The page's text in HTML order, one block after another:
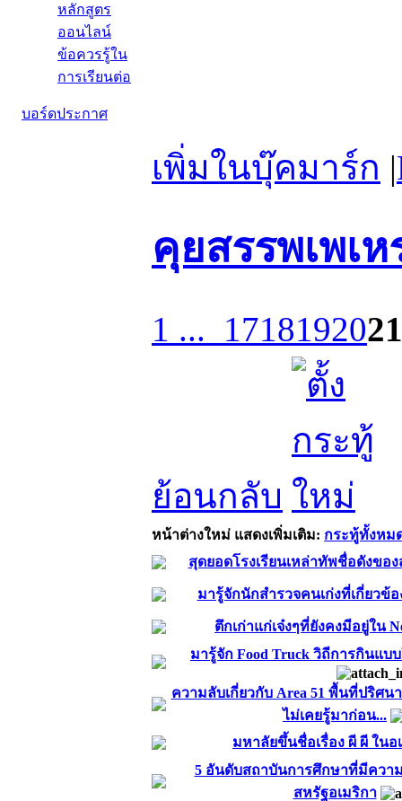
หลักสูตร
ออนไลน์
ข้อควรรู้ใน
การเรียนต่อ
บอร์ดประกาศ
เพิ่มในบุ๊คมาร์ก |
คุยสรรพเพเห
1 ... 1718192021
ย้อนกลับ
หน้าต่างใหม่ แสดงเพิ่มเติม: กระทู้ทั้งหม
สุดยอดโรงเรียนเหล่าทัพชื่อดังขอ
มารู้จักนักสำรวจคนเก่งที่เกี่ยวข้อ
ตึกเก่าแก่เจ๋งๆที่ยังคงมีอยู่ใน
มารู้จัก Food Truck วิถีการกินแบ
ความลับเกี่ยวกับ Area 51 พื้นที่ปริศ
ไม่เคยรู้มาก่อน...
มหาลัยขึ้นชื่อเรื่อง ผี ผี ในอ
5 อันดับสถาบันการศึกษาที่มีควา
สหรัฐอเมริกา